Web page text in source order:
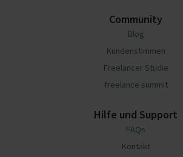
Community
Blog
Kundenstimmen
Freelancer Studie
freelance summit
Hilfe und Support
FAQs
Kontakt